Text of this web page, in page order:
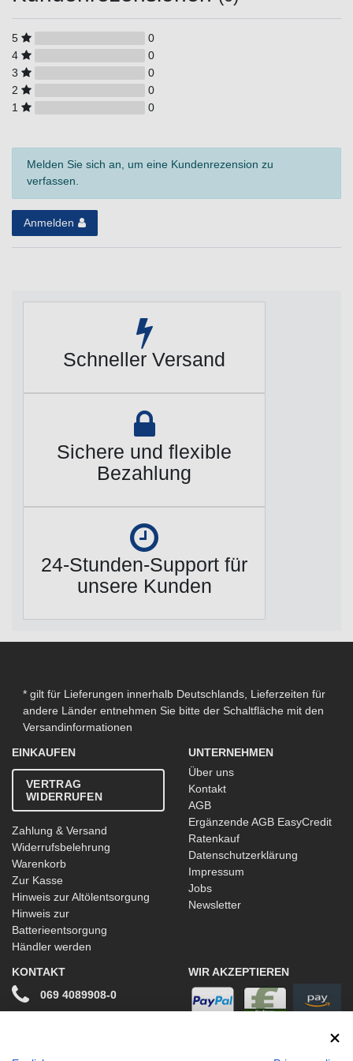
5
0
4
0
3
0
2
0
1
0
Melden Sie sich an, um eine Kundenrezension zu
verfassen.
Anmelden
Schneller Versand
Sichere und flexible
Bezahlung
24-Stunden-Support für
unsere Kunden
* gilt für Lieferungen innerhalb Deutschlands, Lieferzeiten für
andere Länder entnehmen Sie bitte der Schaltfläche mit den
Versandinformationen
EINKAUFEN
VERTRAG
WIDERRUFEN
Zahlung & Versand
Widerrufsbelehrung
Warenkorb
Zur Kasse
Hinweis zur Altölentsorgung
Hinweis zur
Batterieentsorgung
Händler werden
UNTERNEHMEN
Über uns
Kontakt
AGB
Ergänzende AGB EasyCredit
Ratenkauf
Datenschutzerklärung
Impressum
Jobs
Newsletter
KONTAKT
069 4089908-0
WIR AKZEPTIEREN